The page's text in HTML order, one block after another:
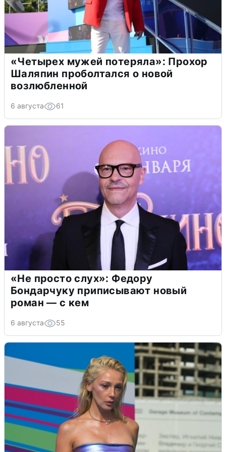
«Четырех мужей потеряла»: Прохор
Шаляпин проболтался о новой
возлюбленной
6 августа 61
«Не просто слух»: Федору
Бондарчуку приписывают новый
роман — с кем
6 августа 55